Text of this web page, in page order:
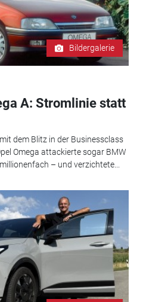
Bildergalerie
A: Stromlinie statt
dem Blitz in der Businessclass
Omega attackierte sogar BMW
– und verzichtete...